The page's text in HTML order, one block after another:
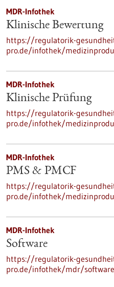
MDR-Infothek
Klinische Bewertung
https://regulatorik-
pro.de/infothek/
MDR-Infothek
Klinische Prüfung
https://regulatorik-
pro.de/infothek/
MDR-Infothek
PMS & PMCF
https://regulatorik-
pro.de/infothek/
MDR-Infothek
Software
https://regulatorik-
pro.de/infothek/mdr/software